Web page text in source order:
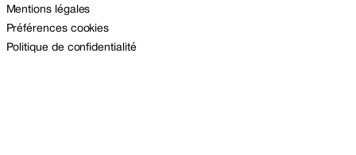
Mentions légales
Préférences cookies
Politique de confidentialité